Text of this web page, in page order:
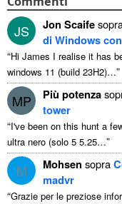
JS Jon Scaife
di Windows
“Hi James I realise it has
windows 11 (build 23H2)…”
MP Più potenza
tower
“I've been on this hunt a
ultra nero (solo 5 5.25…”
M Mohsen sopra
madvr
“Grazie per le preziose